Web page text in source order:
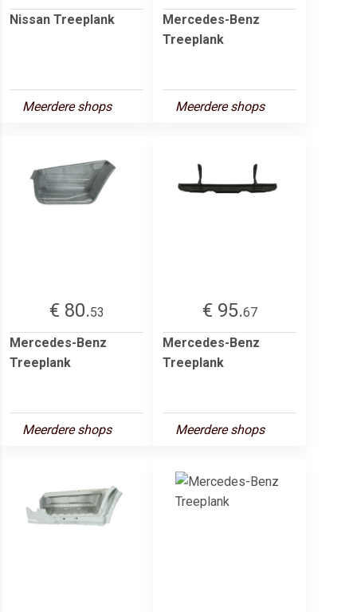
Nissan Treeplank
Meerdere shops
Mercedes-Benz
Treeplank
Meerdere shops
€ 80.53
Mercedes-Benz
Treeplank
Meerdere shops
€ 95.67
Mercedes-Benz
Treeplank
Meerdere shops